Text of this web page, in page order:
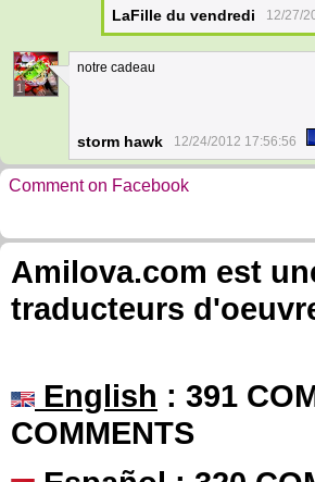
LaFille du vendredi 12/27/
1
notre cadeau
storm hawk 12/24/2012 17:56:56
Comment on Facebook
Amilova.com est
traducteurs
English : 391
COMMENTS